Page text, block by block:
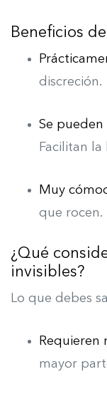
Beneficios
discreción.
Se
Facilitan
Muy
que rocen.
¿Qué
invisibles?
Lo que debes
Requieren
mayor